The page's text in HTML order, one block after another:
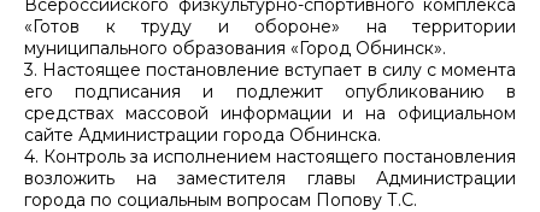
«Готов к труду и обороне» на территории
муниципального образования «Город Обнинск».
3. Настоящее постановление вступает в силу с момента
его подписания и подлежит опубликованию в
средствах массовой информации и на официальном
сайте Администрации города Обнинска.
4. Контроль за исполнением настоящего постановления
возложить на заместителя главы Администрации
города по социальным вопросам Попову Т.С.